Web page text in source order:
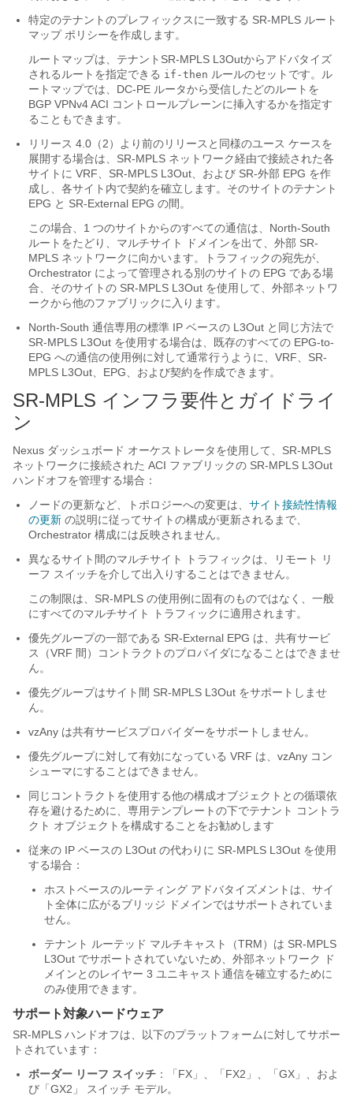
特定のテナントのプレフィックスに一致する SR-MPLS ルート
マップ ポリシーを作成します。
ルートマップは、テナントSR-MPLS L3Outからアドバタイズ
されるルートを指定できる if-then ルールのセットです。ル
ートマップでは、DC-PE ルータから受信したどのルートを
BGP VPNv4 ACI コントロールプレーンに挿入するかを指定す
ることもできます。
リリース 4.0（2）より前のリリースと同様のユース ケースを
展開する場合は、SR-MPLS ネットワーク経由で接続された各
サイトに VRF、SR-MPLS L3Out、および SR-外部 EPG を作
成し、各サイト内で契約を確立します。そのサイトのテナント
EPG と SR-External EPG の間。
この場合、1 つのサイトからのすべての通信は、North-South
ルートをたどり、マルチサイト ドメインを出て、外部 SR-
MPLS ネットワークに向かいます。トラフィックの宛先が、
Orchestrator によって管理される別のサイトの EPG である場
合、そのサイトの SR-MPLS L3Out を使用して、外部ネットワ
ークから他のファブリックに入ります。
North-South 通信専用の標準 IP ベースの L3Out と同じ方法で
SR-MPLS L3Out を使用する場合は、既存のすべての EPG-to-
EPG への通信の使用例に対して通常行うように、VRF、SR-
MPLS L3Out、EPG、および契約を作成できます。
SR-MPLS インフラ要件とガイドライ
ン
Nexus ダッシュボード オーケストレータを使用して、SR-MPLS
ネットワークに接続された ACI ファブリックの SR-MPLS L3Out
ハンドオフを管理する場合：
ノードの更新など、トポロジーへの変更は、 サイト接続性情報
の更新 の説明に従ってサイトの構成が更新されるまで、
Orchestrator 構成には反映されません。
異なるサイト間のマルチサイト トラフィックは、リモート リ
ーフ スイッチを介して出入りすることはできません。
この制限は、SR-MPLS の使用例に固有のものではなく、一般
にすべてのマルチサイト トラフィックに適用されます。
優先グループの一部である SR-External EPG は、共有サービ
ス（VRF 間）コントラクトのプロバイダになることはできませ
ん。
優先グループはサイト間 SR-MPLS L3Out をサポートしませ
ん。
vzAny は共有サービスプロバイダーをサポートしません。
優先グループに対して有効になっている VRF は、vzAny コン
シューマにすることはできません。
同じコントラクトを使用する他の構成オブジェクトとの循環依
存を避けるために、専用テンプレートの下でテナント コントラ
クト オブジェクトを構成することをお勧めします
従来の IP ベースの L3Out の代わりに SR-MPLS L3Out を使用
する場合：
ホストベースのルーティング アドバタイズメントは、サイ
ト全体に広がるブリッジ ドメインではサポートされていま
せん。
テナント ルーテッド マルチキャスト（TRM）は SR-MPLS
L3Out でサポートされていないため、外部ネットワーク ド
メインとのレイヤー 3 ユニキャスト通信を確立するために
のみ使用できます。
サポート対象ハードウェア
SR-MPLS ハンドオフは、以下のプラットフォームに対してサポー
トされています：
ボーダー リーフ スイッチ ：「FX」、「FX2」、「GX」、およ
び「GX2」 スイッチ モデル。